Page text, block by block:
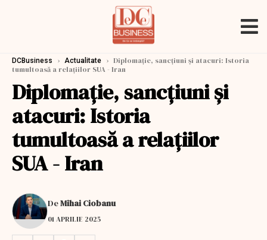
DCBusiness › Actualitate › Diplomație, sancțiuni și atacuri: Istoria
tumultoasă a relațiilor SUA - Iran
Diplomație, sancțiuni și
atacuri: Istoria
tumultoasă a relațiilor
SUA - Iran
DeMihai Ciobanu
01 APRILIE 2025